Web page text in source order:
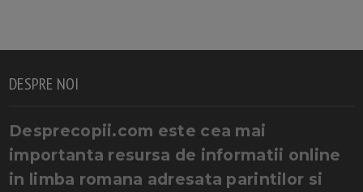
DESPRE NOI
Desprecopii.com este cea mai
importanta resursa de informatii online
in limba romana adresata parintilor si